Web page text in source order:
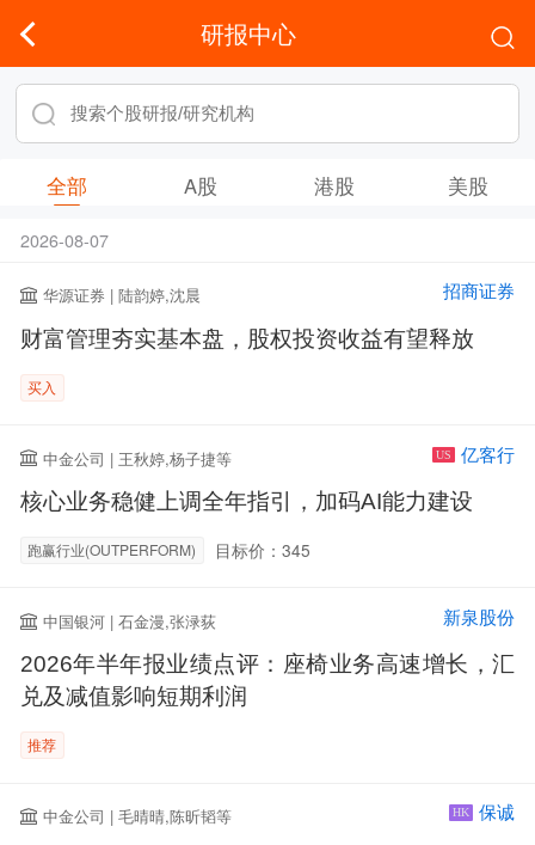
研报中心
全部 A股 港股 美股
2026-08-07
华源证券 | 陆韵婷,沈晨 招商证券
财富管理夯实基本盘，股权投资收益有望释放
买入
中金公司 | 王秋婷,杨子捷等 US 亿客行
核心业务稳健上调全年指引，加码AI能力建设
跑赢行业(OUTPERFORM) 目标价：345
中国银河 | 石金漫,张渌荻 新泉股份
2026年半年报业绩点评：座椅业务高速增长，汇
兑及减值影响短期利润
推荐
中金公司 | 毛晴晴,陈昕韬等 HK 保诚